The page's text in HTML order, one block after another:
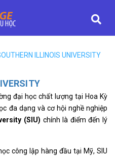
ILLINOIS UNIVERSITY
đại học chất lượng tại Hoa Kỳ
đa dạng và cơ hội nghề nghiệp
(SIU) chính là điểm đến lý
công lập hàng đầu tại Mỹ, SIU